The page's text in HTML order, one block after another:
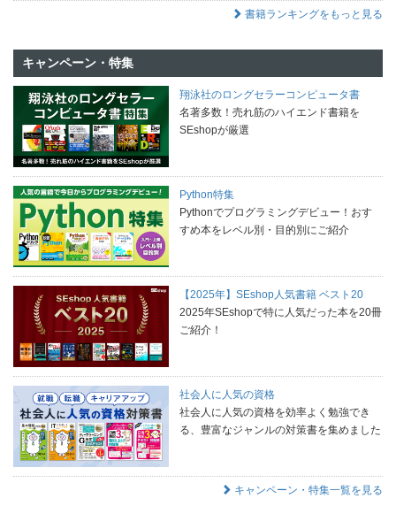
書籍ランキングをもっと見る
キャンペーン・特集
翔泳社のロングセラーコンピュータ書
名著多数！売れ筋のハイエンド書籍を
SEshopが厳選
Python特集
Pythonでプログラミングデビュー！おす
すめ本をレベル別・目的別にご紹介
【2025年】SEshop人気書籍 ベスト20
2025年SEshopで特に人気だった本を20冊
ご紹介！
社会人に人気の資格
社会人に人気の資格を効率よく勉強でき
る、豊富なジャンルの対策書を集めました
キャンペーン・特集一覧を見る